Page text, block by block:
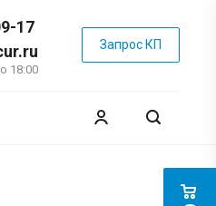
17
18:00
Запрос КП